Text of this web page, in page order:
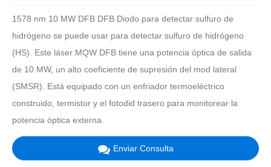
1578 nm 10 MW DFB DFB Diodo para detectar sulfuro de
hidrógeno se puede usar para detectar sulfuro de hidrógeno
(HS). Este láser MQW DFB tiene una potencia óptica de salida
de 10 MW, un alto coeficiente de supresión del mod lateral
(SMSR). Está equipado con un enfriador termoeléctrico
construido, termistor y el fotodid trasero para monitorear la
potencia óptica externa.
Enviar Consulta